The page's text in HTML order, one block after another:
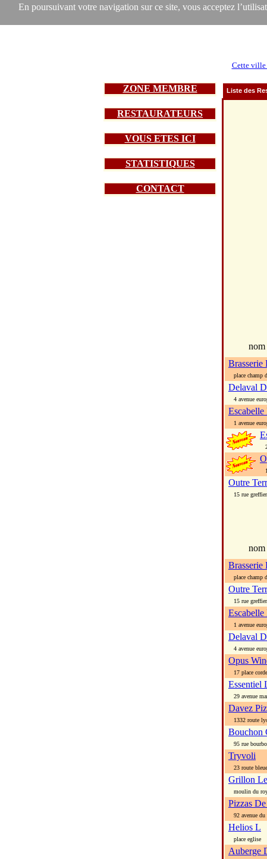
En poursuivant votre navigation sur ce site, vous acceptez
Cette ville
ZONE MEMBRE
RESTAURATEURS
VOUS ETES ICI
STATISTIQUES
CONTACT
Liste des
nom
Brasserie
place champ
Delaval
4 avenue
Escabelle
1 avenue
Outre
15 rue
nom
Brasserie
place champ
Outre
15 rue
Escabelle
1 avenue
Delaval
4 avenue
Opus
17 place
Essentiel
29 avenue
Davez
1332 route
Bouchon
95 rue
Tryvoli
23 route bleue
Grillon Le
moulin du
Pizzas
92 avenue du
Helios L
place eglise
Auberge